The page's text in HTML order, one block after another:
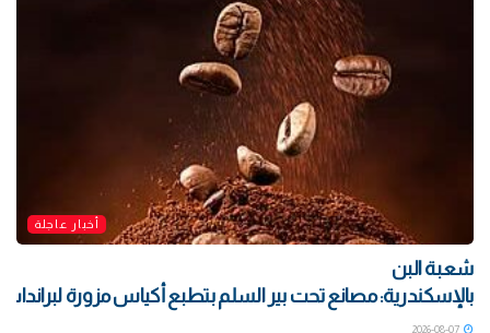
أخبار عاجلة
شعبة البن
بالإسكندرية: مصانع تحت بير السلم بتطبع أكياس مزورة لبراندات